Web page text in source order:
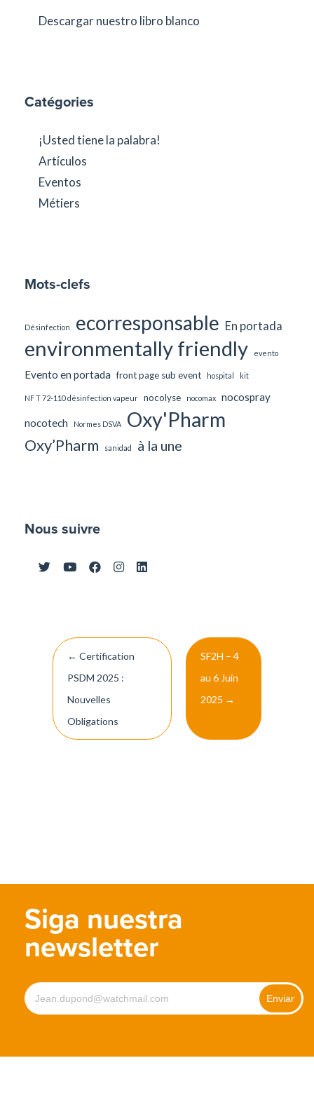
Descargar nuestro libro blanco
Catégories
¡Usted tiene la palabra!
Artículos
Eventos
Métiers
Mots-clefs
Désinfection ecorresponsable En portada
environmentally friendly evento
Evento en portada front page sub event hospital kit
NF T 72-110 désinfection vapeur nocolyse nocomax nocospray
nocotech Normes DSVA Oxy'Pharm
Oxy’Pharm sanidad à la une
Nous suivre
Post
navigation
← Certification
PSDM 2025 :
Nouvelles
Obligations
SF2H – 4
au 6 Juin
2025 →
Siga nuestra
newsletter